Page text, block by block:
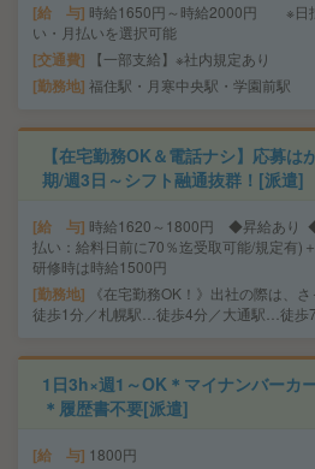
給 与 時給1650円～時給2000円 ※日
い・月払いを選択可能
交通費 【一部支給】※社内規定あり
勤務地 福住駅・月寒中央駅・学園前駅
【在宅勤務OK＆電話ナシ】応募は
期/週3日～シフト融通抜群！[派遣]
給 与 時給1620～1800円 ◆昇給あり
払い：給料日前に70％迄受取可能/規定有
研修時は時給1500円
勤務地
《在宅勤務OK！》出社の際は、さ
徒歩1分／札幌駅…徒歩4分／大通駅…徒歩
1日3h×週1～OK＊マイナンバーカ
＊履歴書不要[派遣]
給 与 1800円